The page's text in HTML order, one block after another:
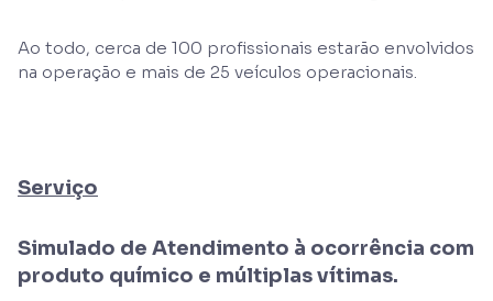
Ao todo, cerca de 100 profissionais estarão envolvidos
na operação e mais de 25 veículos operacionais.
Serviço
Simulado de Atendimento à ocorrência com
produto químico e múltiplas vítimas.